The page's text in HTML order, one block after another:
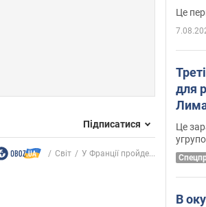
Підписатися
Світ У Франції пройде...
для
Це
В